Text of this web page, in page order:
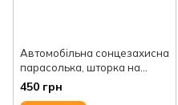
Автомобільна сонцезахисна
парасолька, шторка на
лобове скло
450 грн